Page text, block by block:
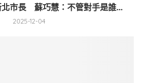
市長 蘇巧慧：不管對手是誰...
2025-12-04